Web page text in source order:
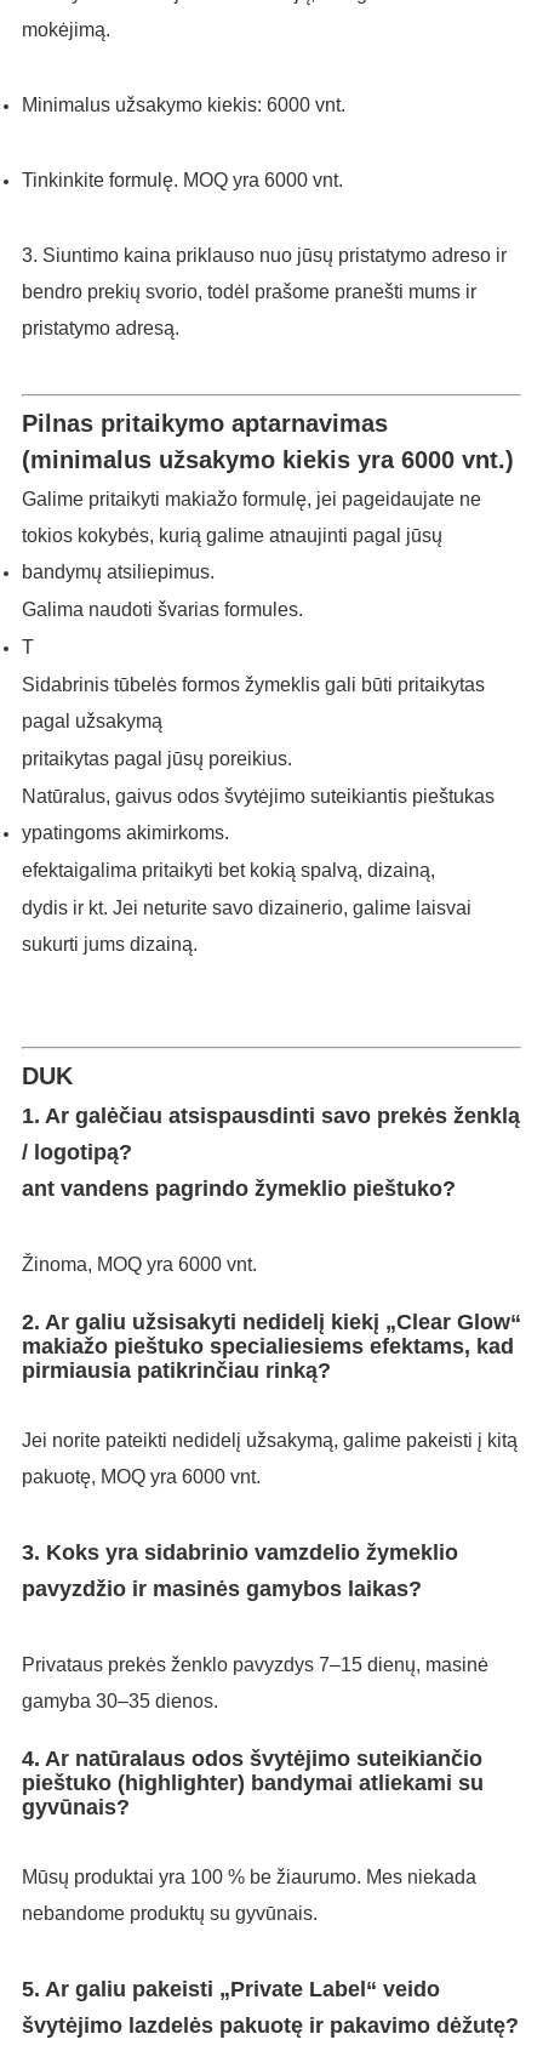
mokėjimą.
Minimalus užsakymo kiekis: 6000 vnt.
Tinkinkite formulę. MOQ yra 6000 vnt.
3. Siuntimo kaina priklauso nuo jūsų pristatymo adreso ir
bendro prekių svorio, todėl prašome pranešti mums ir
pristatymo adresą.
Pilnas pritaikymo aptarnavimas
(minimalus užsakymo kiekis yra 6000 vnt.)
Galime pritaikyti makiažo formulę, jei pageidaujate ne
tokios kokybės, kurią galime atnaujinti pagal jūsų
bandymų atsiliepimus.
Galima naudoti švarias formules.
T
Sidabrinis tūbelės formos žymeklis gali būti pritaikytas
pagal užsakymą
pritaikytas pagal jūsų poreikius.
Natūralus, gaivus odos švytėjimo suteikiantis pieštukas
ypatingoms akimirkoms.
efektaigalima pritaikyti bet kokią spalvą, dizainą,
dydis ir kt. Jei neturite savo dizainerio, galime laisvai
sukurti jums dizainą.
DUK
1. Ar galėčiau atsispausdinti savo prekės ženklą
/ logotipą?
ant vandens pagrindo žymeklio pieštuko?
Žinoma, MOQ yra 6000 vnt.
2. Ar galiu užsisakyti nedidelį kiekį „Clear Glow“
makiažo pieštuko specialiesiems efektams, kad
pirmiausia patikrinčiau rinką?
Jei norite pateikti nedidelį užsakymą, galime pakeisti į kitą
pakuotę, MOQ yra 6000 vnt.
3. Koks yra sidabrinio vamzdelio žymeklio
pavyzdžio ir masinės gamybos laikas?
Privataus prekės ženklo pavyzdys 7–15 dienų, masinė
gamyba 30–35 dienos.
4. Ar natūralaus odos švytėjimo suteikiančio
pieštuko (highlighter) bandymai atliekami su
gyvūnais?
Mūsų produktai yra 100 % be žiaurumo. Mes niekada
nebandome produktų su gyvūnais.
5. Ar galiu pakeisti „Private Label“ veido
švytėjimo lazdelės pakuotę ir pakavimo dėžutę?